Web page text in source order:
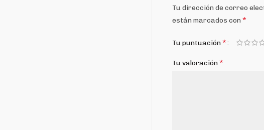
Tu dirección de correo
están marcados con *
Tu puntuación*
Tu valoración*